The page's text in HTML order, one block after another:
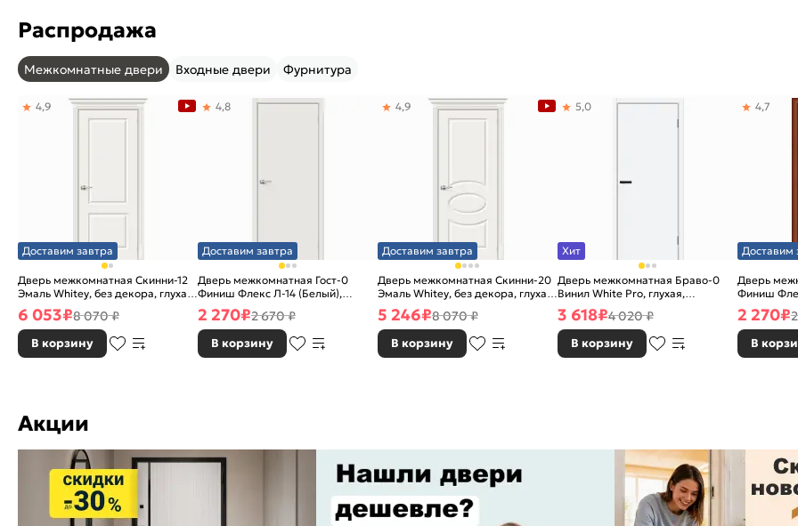
Распродажа
Межкомнатные двери Входные двери Фурнитура
Доставим завтра
Дверь межкомнатная Скинни-12
Эмаль Whitey, без декора, глухая,
без стекла, без кромки, скиновая
4,9
6 053₽8 070 ₽
В корзину
Доставим завтра
Дверь межкомнатная Гост-0
Финиш Флекс Л-14 (Белый),
глухая, каркасно-щитовая
4,8
2 270₽2 670 ₽
В корзину
Доставим завтра
Дверь межкомнатная Скинни-20
Эмаль Whitey, без декора, глухая,
без стекла, без кромки, скиновая
4,9
5 246₽8 070 ₽
В корзину
Хит
Дверь межкомнатная Браво-0
Винил White Pro, глухая,
каркасно-щитовая
5,0
3 618₽4 020 ₽
В корзину
Доставим
Дверь
Финиш
Л-11
каркасно-
4,7
2 270₽
В
Акции